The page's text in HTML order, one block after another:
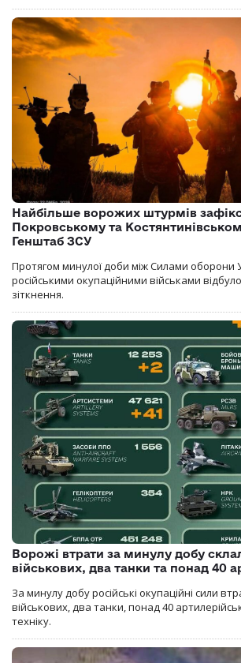
Найбільше ворожих штурмів
Покровському та
Генштаб ЗСУ
Протягом минулої доби між Силами оборони
російськими окупаційними військами
зіткнення.
Ворожі втрати за минулу добу
військових, два танки та понад 40
За минулу добу російські окупаційні сили
військових, два танки, понад 40
техніку.